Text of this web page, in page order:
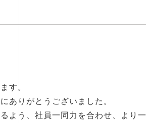
す。
ありがとうございました。
よう、社員一同力を合わせ、より